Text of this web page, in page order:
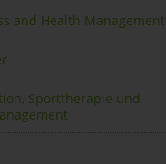
and Health Management
Sporttherapie und